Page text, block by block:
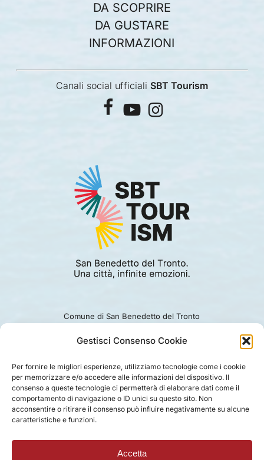
Gestisci Consenso Cookie
Per fornire le migliori esperienze, utilizziamo tecnologie come i cookie
per memorizzare e/o accedere alle informazioni del dispositivo. Il
consenso a queste tecnologie ci permetterà di elaborare dati come il
comportamento di navigazione o ID unici su questo sito. Non
acconsentire o ritirare il consenso può influire negativamente su alcune
caratteristiche e funzioni.
Accetta
DA SCOPRIRE
DA GUSTARE
INFORMAZIONI
Canali social ufficiali SBT Tourism
facebook
youtubeinstagram
Comune di San Benedetto del Tronto
Ufficio turismo: 0735.794229
PRIVACY |COOKIE | LEGAL |DISCLAIMER